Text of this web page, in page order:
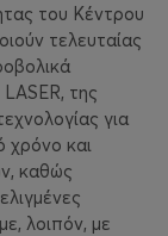
του Κέντρου
τελευταίας
της
για
χρόνο και
καθώς
λοιπόν, με